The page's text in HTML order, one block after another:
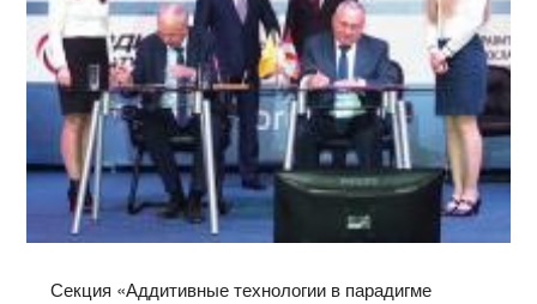
Секция «Аддитивные технологии в парадигме